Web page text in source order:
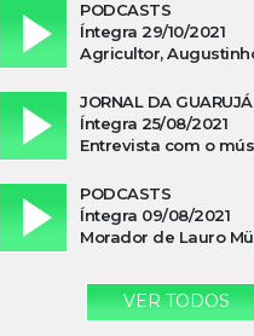
PODCASTS
Íntegra 29/10/2021
JORNAL DA GUARUJÁ
Íntegra 25/08/2021
PODCASTS
Íntegra 09/08/2021
VER TODOS